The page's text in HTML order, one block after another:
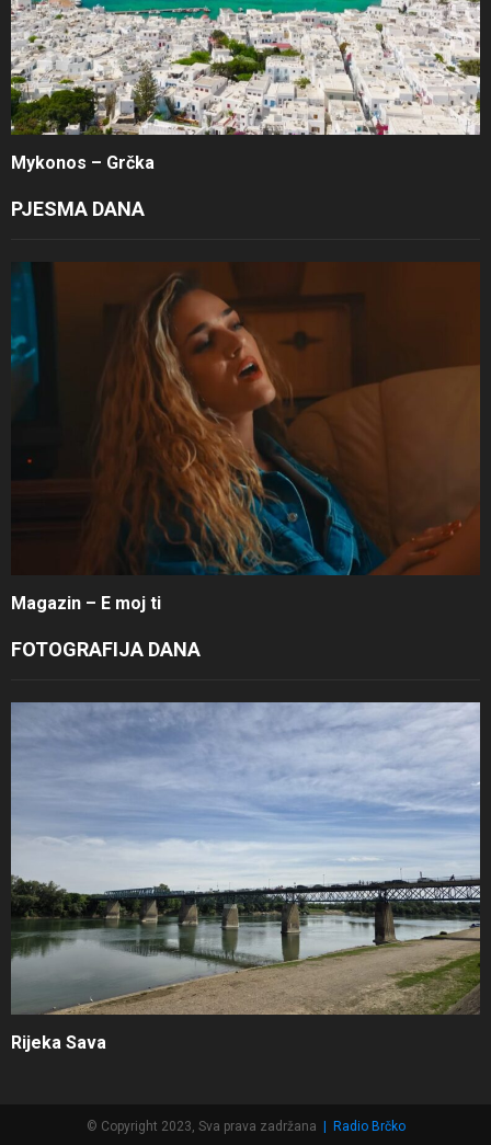
Mykonos – Grčka
PJESMA DANA
Magazin – E moj ti
FOTOGRAFIJA DANA
Rijeka Sava
© Copyright 2023, Sva prava zadržana Radio Brčko